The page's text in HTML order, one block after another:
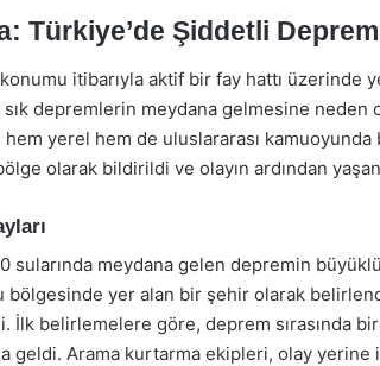
Türkiye’de Şiddetli
itibarıyla aktif bir fay hattı üzerinde
depremlerin meydana gelmesine neden
yerel hem de uluslararası
olarak bildirildi ve olayın ardından
sularında meydana gelen depremin
bölgesinde yer alan bir şehir olarak
İlk belirlemelere göre, deprem sırasında
geldi. Arama kurtarma ekipleri, olay yerine